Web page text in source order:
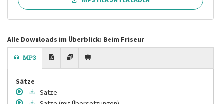
Alle Downloads im Überblick: Beim Friseur
MP3
Sätze
Sätze